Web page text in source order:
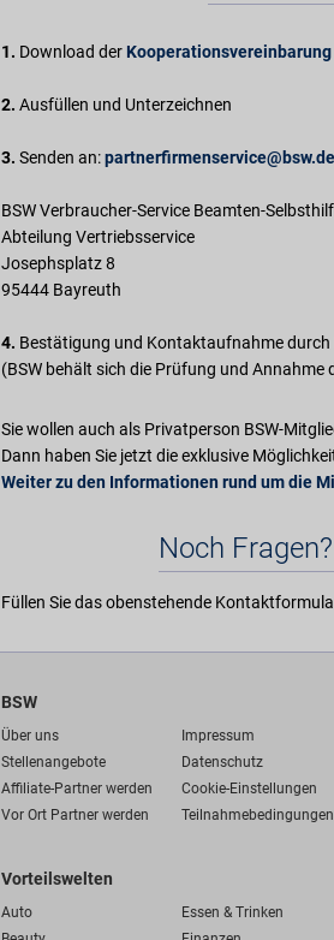
1. Download der Kooperationsvereinbarung
2. Ausfüllen und Unterzeichnen
3. Senden an:partnerfirmenservice@bsw.de
BSW Verbraucher-Service Beamten-
Abteilung Vertriebsservice
Josephsplatz 8
95444 Bayreuth
4. Bestätigung und Kontaktaufnahme durch
(BSW behält sich die Prüfung und Annahme
Sie wollen auch als Privatperson BSW-
Dann haben Sie jetzt die exklusive
Weiter zu den Informationen rund um die
Noch
Füllen Sie das obenstehende
BSW
Über uns
Impressum
Stellenangebote
Datenschutz
Affiliate-Partner werden
Cookie-Einstellungen
Vor Ort Partner werden
Teilnahmebedingungen
Vorteilswelten
Auto Essen & Trinken